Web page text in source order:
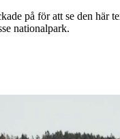
på för att se den här
nationalpark.